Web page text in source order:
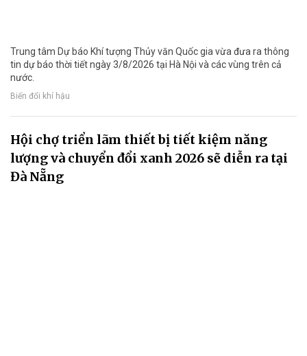
Trung tâm Dự báo Khí tượng Thủy văn Quốc gia vừa đưa ra thông
tin dự báo thời tiết ngày 3/8/2026 tại Hà Nội và các vùng trên cả
nước.
Biến đổi khí hậu
Hội chợ triển lãm thiết bị tiết kiệm năng
lượng và chuyển đổi xanh 2026 sẽ diễn ra tại
Đà Nẵng